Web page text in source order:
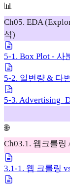
📊
Ch05. EDA
석)
5-1. Box Plot - 사
5-2. 일변량 & 다
5-3.
🌐
Ch03.1. 웹크롤링
3.1-1. 웹 크롤링